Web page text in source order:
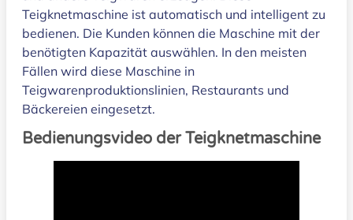
Teigknetmaschine ist automatisch und intelligent zu
bedienen. Die Kunden können die Maschine mit der
benötigten Kapazität auswählen. In den meisten
Fällen wird diese Maschine in
Teigwarenproduktionslinien, Restaurants und
Bäckereien eingesetzt.
Bedienungsvideo der Teigknetmaschine